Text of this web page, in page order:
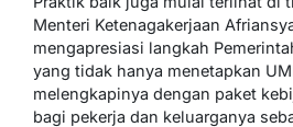
Menteri Ketenagakerjaan
mengapresiasi langkah
yang tidak hanya menetapkan
melengkapinya dengan paket
bagi pekerja dan keluarganya